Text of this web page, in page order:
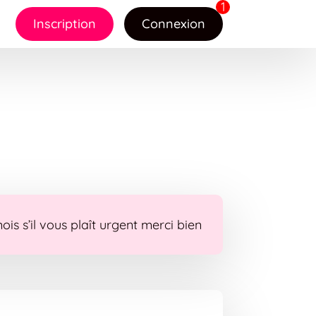
Inscription Connexion
s’il vous plaît urgent merci bien